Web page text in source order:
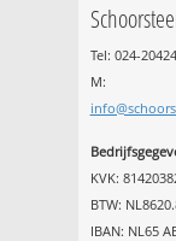
Tel: 024-
M:
KVK:
BTW:
IBAN: NL65